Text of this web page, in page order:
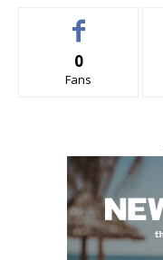
0
Fans